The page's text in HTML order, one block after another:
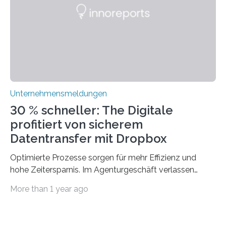
traditionelle Geschäftsprozesse in vielerlei Hinsicht
Unternehmensmeldungen
30 % schneller: The Digitale
profitiert von sicherem
Datentransfer mit Dropbox
Optimierte Prozesse sorgen für mehr Effizienz und
hohe Zeitersparnis. Im Agenturgeschäft verlassen
machen sich auf den Weg zu Kunden oder Partnern.
More than 1 year ago